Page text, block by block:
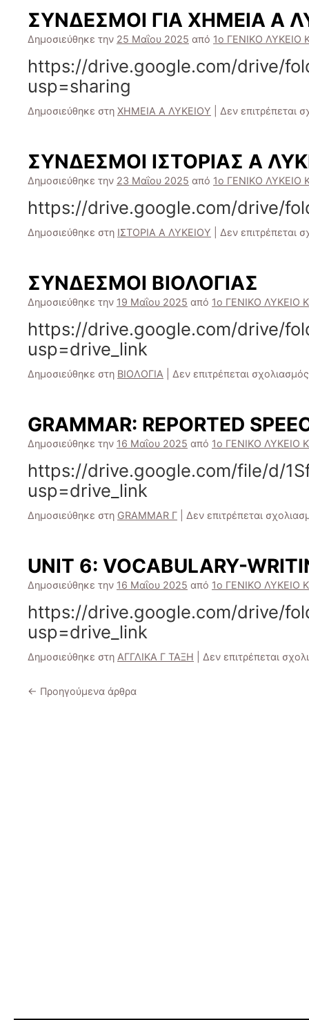
ΣΥΝΔΕΣΜΟΙ ΓΙΑ ΧΗΜΕΙΑ Α
Δημοσιεύθηκε την 25 Μαΐου 2025 από 1ο ΓΕΝΙΚΟ ΛΥΚΕΙΟ
https://drive.google.com/drive/
usp=sharing
Δημοσιεύθηκε στη ΧΗΜΕΙΑ Α ΛΥΚΕΙΟΥ Δεν επιτρέπεται
ΣΥΝΔΕΣΜΟΙ ΙΣΤΟΡΙΑΣ Α
Δημοσιεύθηκε την 23 Μαΐου 2025 από 1ο ΓΕΝΙΚΟ ΛΥΚΕΙΟ
https://drive.google.com/drive/
Δημοσιεύθηκε στη ΙΣΤΟΡΙΑ Α ΛΥΚΕΙΟΥ Δεν επιτρέπεται
ΣΥΝΔΕΣΜΟΙ ΒΙΟΛΟΓΙΑΣ
Δημοσιεύθηκε την 19 Μαΐου 2025 από 1ο ΓΕΝΙΚΟ ΛΥΚΕΙΟ
https://drive.google.com/drive/
usp=drive_link
Δημοσιεύθηκε στη ΒΙΟΛΟΓΙΑ Δεν επιτρέπεται σχολιασμός
GRAMMAR: REPORTED
Δημοσιεύθηκε την 16 Μαΐου 2025 από 1ο ΓΕΝΙΚΟ ΛΥΚΕΙΟ
https://drive.google.com/file/d/
usp=drive_link
Δημοσιεύθηκε στη GRAMMAR Γ Δεν επιτρέπεται
UNIT 6: VOCABULARY-
Δημοσιεύθηκε την 16 Μαΐου 2025 από 1ο ΓΕΝΙΚΟ ΛΥΚΕΙΟ
https://drive.google.com/drive/
usp=drive_link
Δημοσιεύθηκε στη ΑΓΓΛΙΚΑ Γ ΤΑΞΗ Δεν επιτρέπεται
← Προηγούμενα άρθρα